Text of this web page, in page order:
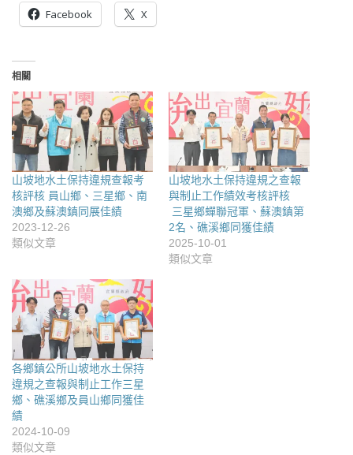
Facebook X
相關
山坡地水土保持違規查報考
核評核 員山鄉、三星鄉、南
澳鄉及蘇澳鎮同展佳績
2023-12-26
類似文章
山坡地水土保持違規之查報
與制止工作績效考核評核
三星鄉蟬聯冠軍、蘇澳鎮第
2名、礁溪鄉同獲佳績
2025-10-01
類似文章
各鄉鎮公所山坡地水土保持
違規之查報與制止工作三星
鄉、礁溪鄉及員山鄉同獲佳
績
2024-10-09
類似文章